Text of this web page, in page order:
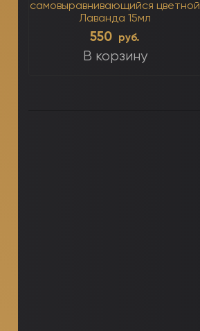
самовыравнивающийся цветной
Лаванда 15мл
550 руб.
В корзину